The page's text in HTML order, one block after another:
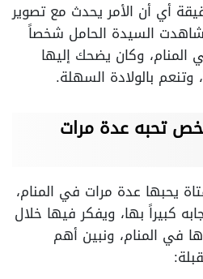
أي أن الأمر يحدث مع تصوير
شاهدت السيدة الحامل شخصاً
المنام، وكان يضحك إليها
بالولادة السهلة.
تحبه عدة مرات
يحبها عدة مرات في المنام،
كبيراً بها، ويفكر فيها خلال
في المنام، ونبين أهم